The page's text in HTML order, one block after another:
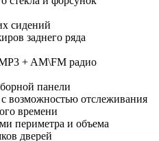
сидений
заднего ряда
+ AM\FM радио
панели
возможностью отслеживания
времени
периметра и объема
дверей